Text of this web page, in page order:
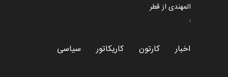
سعد المهندی از قطر
سیاسی
اخبار کارتون کاریکاتور سیاسی